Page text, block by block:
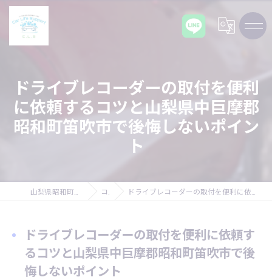
ドライブレコーダーの取付を便利
に依頼するコツと山梨県中巨摩郡
昭和町笛吹市で後悔しないポイン
ト
コラム ドライブレコーダーの取付を便利に依頼するコツと山梨県中巨摩郡昭和町笛吹市で後悔しないポイント
ドライブレコーダーの取付を便利に依頼す
るコツと山梨県中巨摩郡昭和町笛吹市で後
悔しないポイント